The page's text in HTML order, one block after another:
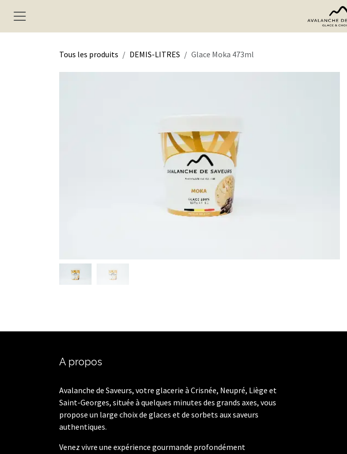
Tous les produits DEMIS-LITRES Glace Moka 473ml
A propos
Avalanche de Saveurs, votre glacerie à Crisnée, Neupré, Liège et
Saint-Georges, située à quelques minutes des grands axes, vous
propose un large choix de glaces et de sorbets aux saveurs
authentiques.
Venez vivre une expérience gourmande profondément